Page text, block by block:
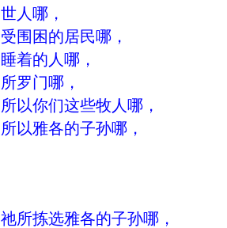
世人哪，
受围困的居民哪，
睡着的人哪，
所罗门哪，
所以你们这些牧人哪，
所以雅各的子孙哪，
祂所拣选雅各的子孙哪，